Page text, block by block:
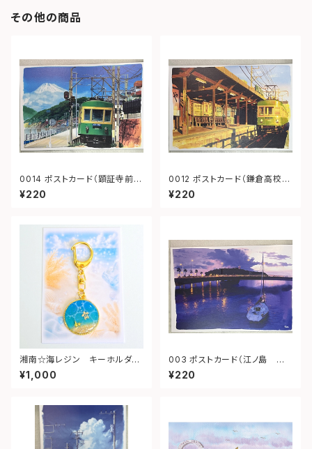
その他の商品
0014 ポストカード（顕証寺前
江ノ電）
¥220
0012 ポストカード（鎌倉高校前
夕景）
¥220
湘南☆海レジン キーホルダー
（丸型）➁
¥1,000
003 ポストカード（江ノ島 夕
景）
¥220